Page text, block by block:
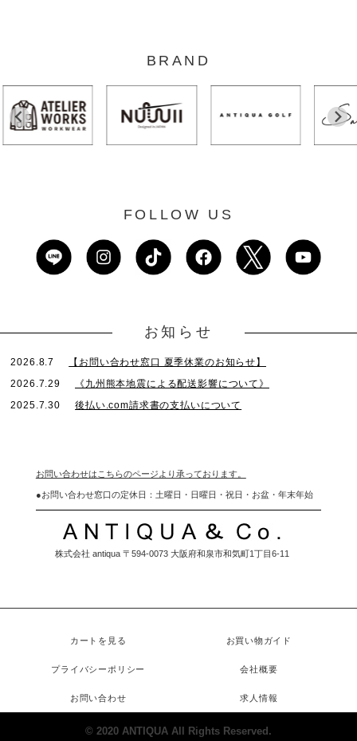
BRAND
FOLLOW US
お知らせ
2026.8.7
【お問い合わせ窓口 夏季休業のお知らせ】
2026.7.29
《九州熊本地震による配送影響について》
2025.7.30
後払い.com請求書の支払いについて
株式会社 antiqua 〒594-0073 大阪府和泉市和気町1丁目6-11
●お問い合わせ窓口の定休日：土曜日・日曜日・祝日・お盆・年末年始
お問い合わせはこちらのページより承っております。
カートを見る お買い物ガイド
プライバシーポリシー 会社概要
お問い合わせ 求人情報
© 2020 ANTIQUA All Rights Reserved.